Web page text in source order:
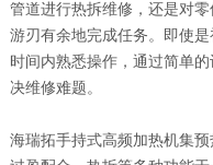
管道进行热拆维修，还是对
游刃有余地完成任务。即使
时间内熟悉操作，通过简单
决维修难题。
海瑞拓手持式高频加热机集